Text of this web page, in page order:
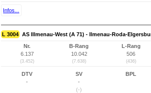
Infos...
L 3004 AS Illmenau-West (A 71) - Ilmenau-Roda-
Nr.
6.137
(3.452)
B-Rang
10.042
(7.638)
L-Rang
506
(436)
DTV
-
SV
-
(-)
BPL